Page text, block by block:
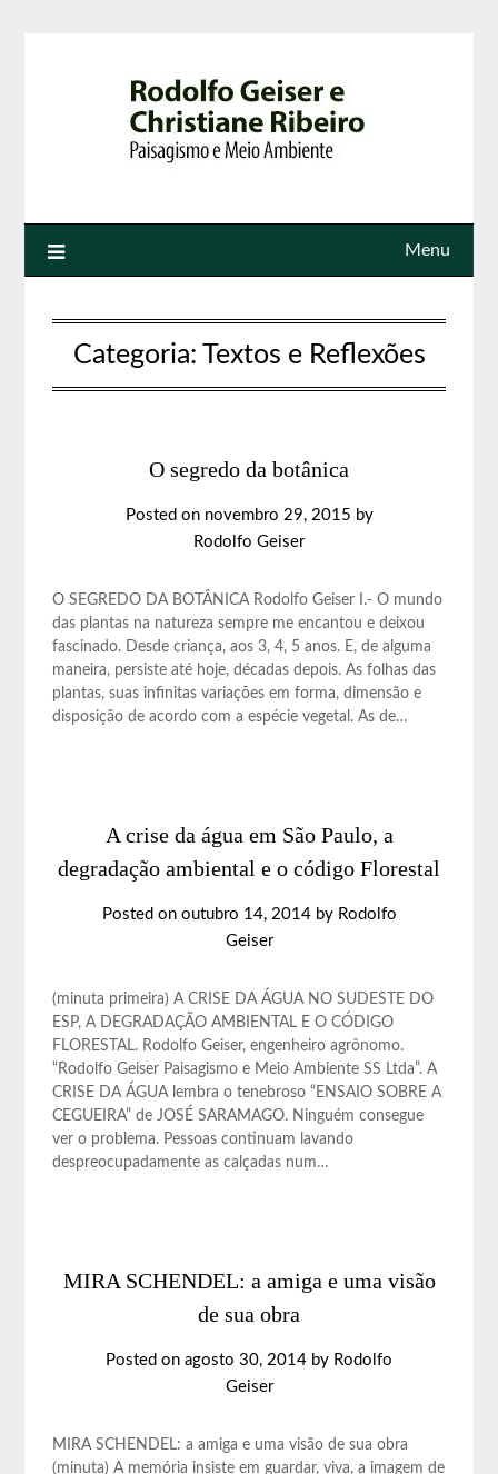
Menu
Categoria: Textos e Reflexões
O segredo da botânica
Posted on novembro 29, 2015 by
Rodolfo Geiser
O SEGREDO DA BOTÂNICA Rodolfo Geiser I.- O mundo
das plantas na natureza sempre me encantou e deixou
fascinado. Desde criança, aos 3, 4, 5 anos. E, de alguma
maneira, persiste até hoje, décadas depois. As folhas das
plantas, suas infinitas variações em forma, dimensão e
disposição de acordo com a espécie vegetal. As de…
A crise da água em São Paulo, a
degradação ambiental e o código Florestal
Posted on outubro 14, 2014by Rodolfo
Geiser
(minuta primeira) A CRISE DA ÁGUA NO SUDESTE DO
ESP, A DEGRADAÇÃO AMBIENTAL E O CÓDIGO
FLORESTAL. Rodolfo Geiser, engenheiro agrônomo.
“Rodolfo Geiser Paisagismo e Meio Ambiente SS Ltda”. A
CRISE DA ÁGUA lembra o tenebroso “ENSAIO SOBRE A
CEGUEIRA” de JOSÉ SARAMAGO. Ninguém consegue
ver o problema. Pessoas continuam lavando
despreocupadamente as calçadas num…
MIRA SCHENDEL: a amiga e uma visão
de sua obra
Posted on agosto 30, 2014 by Rodolfo
Geiser
MIRA SCHENDEL: a amiga e uma visão de sua obra
(minuta) A memória insiste em guardar, viva, a imagem de